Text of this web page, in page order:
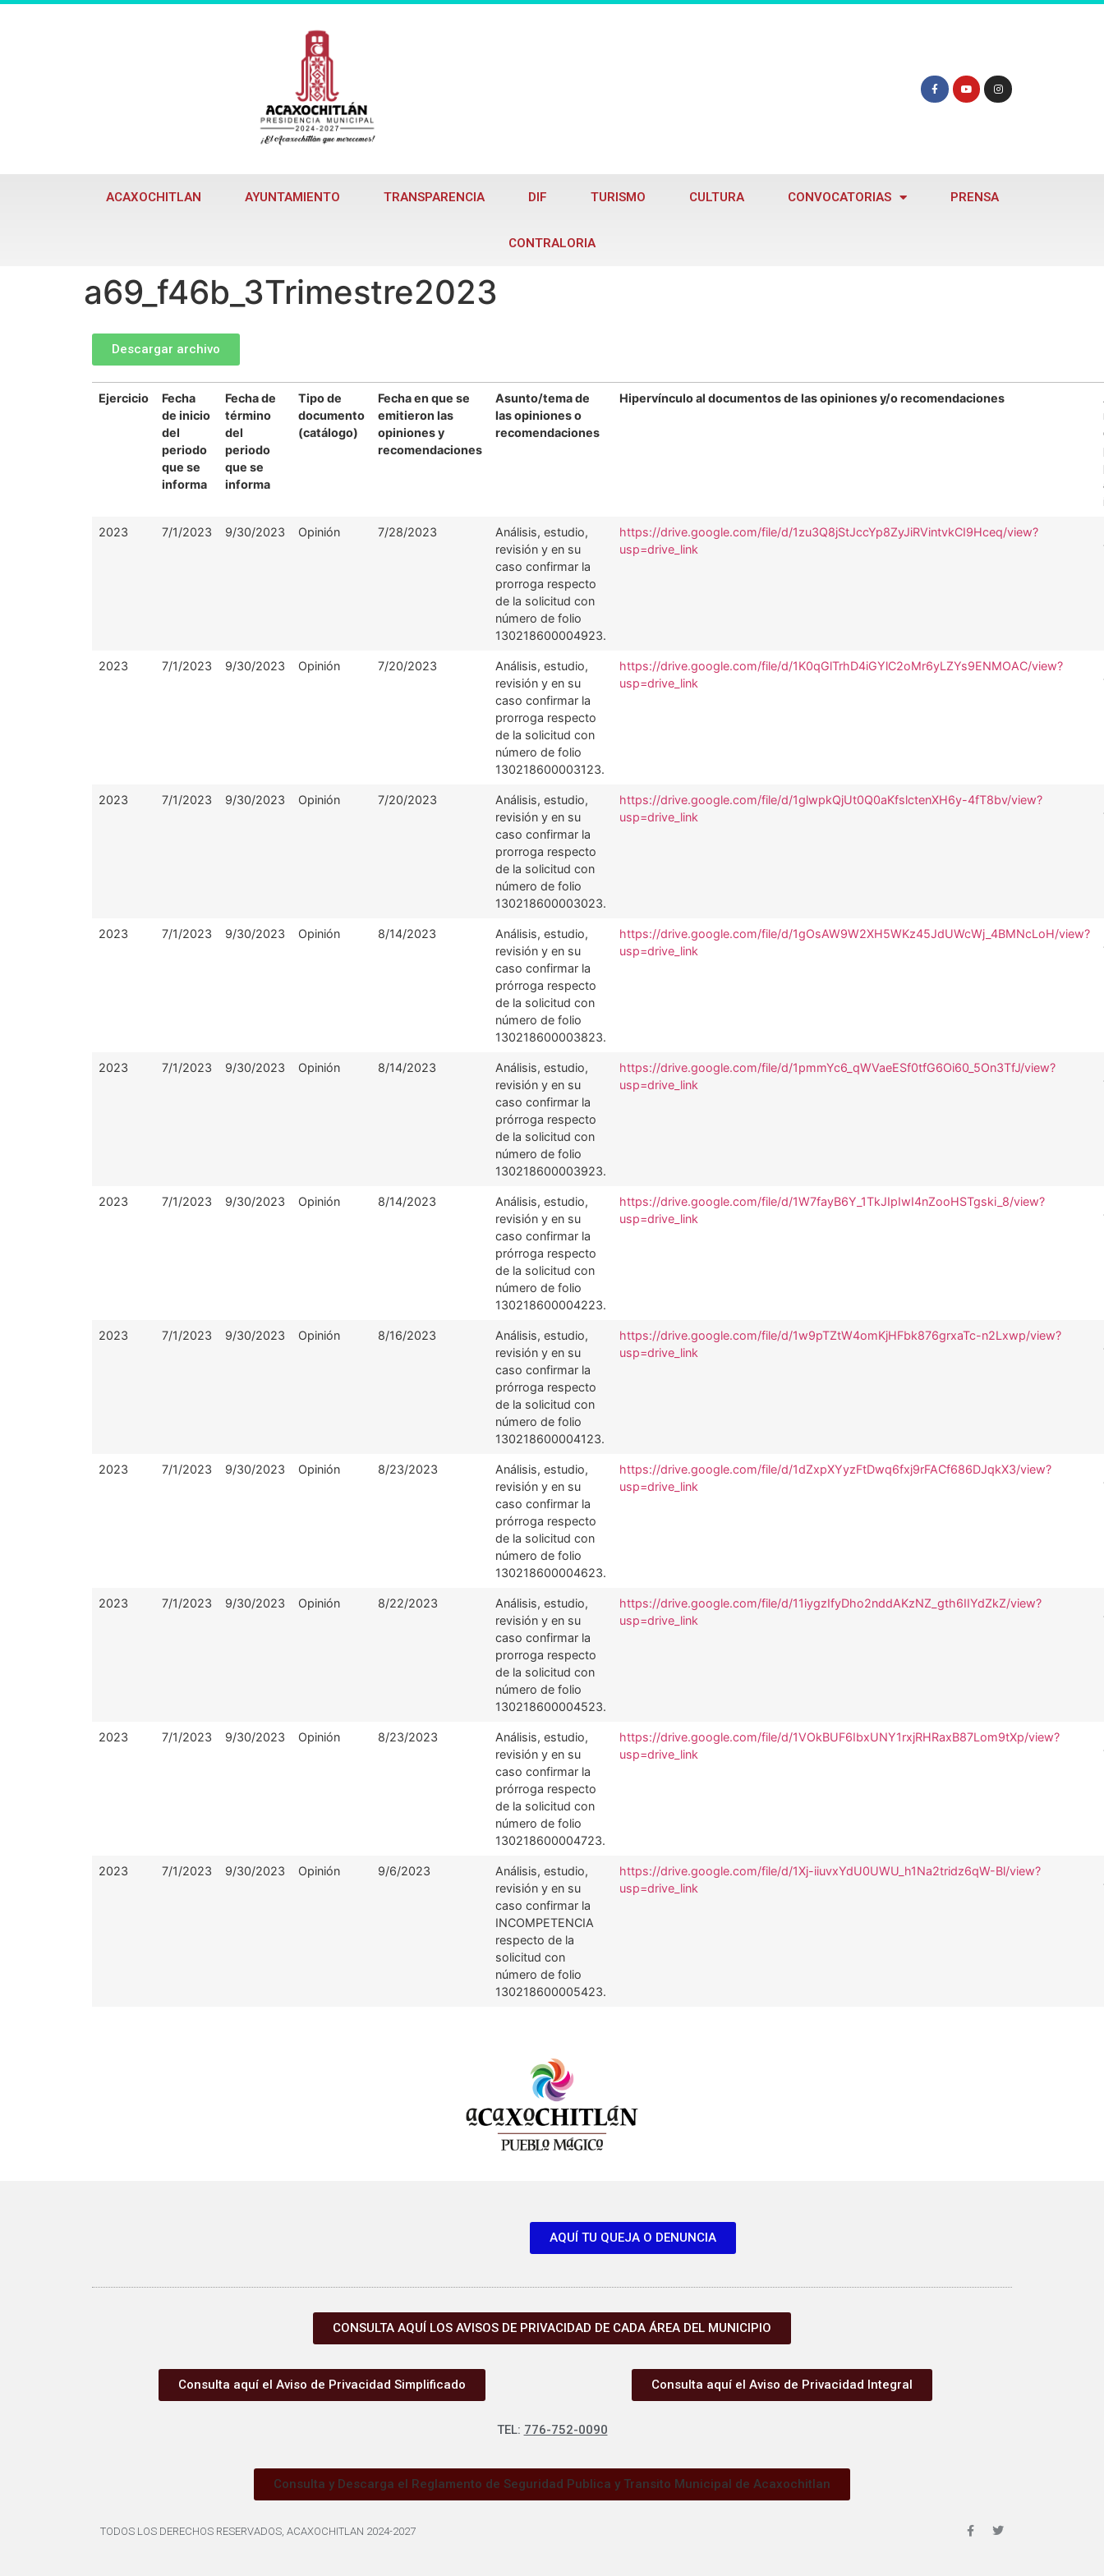
ACAXOCHITLAN AYUNTAMIENTO TRANSPARENCIA DIF TURISMO CULTURA CONVOCATORIAS PRENSA
CONTRALORIA
a69_f46b_3Trimestre2023
Descargar archivo
Ejercicio
Fecha
de inicio
del
periodo
que se
informa
Fecha de
término
del
periodo
que se
informa
Tipo de
documento
(catálogo)
Fecha en que se
emitieron las
opiniones y
recomendaciones
Asunto/tema de
las opiniones o
recomendaciones
Hipervínculo al documentos de las opiniones y/o recomendaciones
2023 7/1/2023 9/30/2023 Opinión 7/28/2023
Análisis, estudio,
revisión y en su
caso confirmar la
prorroga respecto
de la solicitud con
número de folio
130218600004923.
https://drive.google.com/file/d/1zu3Q8jStJccYp8ZyJiRVintvkCI9Hceq/view?
usp=drive_link
2023 7/1/2023 9/30/2023 Opinión 7/20/2023
Análisis, estudio,
revisión y en su
caso confirmar la
prorroga respecto
de la solicitud con
número de folio
130218600003123.
https://drive.google.com/file/d/1K0qGlTrhD4iGYlC2oMr6yLZYs9ENMOAC/view?
usp=drive_link
2023 7/1/2023 9/30/2023 Opinión 7/20/2023
Análisis, estudio,
revisión y en su
caso confirmar la
prorroga respecto
de la solicitud con
número de folio
130218600003023.
https://drive.google.com/file/d/1glwpkQjUt0Q0aKfslctenXH6y-4fT8bv/view?
usp=drive_link
2023 7/1/2023 9/30/2023 Opinión 8/14/2023
Análisis, estudio,
revisión y en su
caso confirmar la
prórroga respecto
de la solicitud con
número de folio
130218600003823.
https://drive.google.com/file/d/1gOsAW9W2XH5WKz45JdUWcWj_4BMNcLoH/view?
usp=drive_link
2023 7/1/2023 9/30/2023 Opinión 8/14/2023
Análisis, estudio,
revisión y en su
caso confirmar la
prórroga respecto
de la solicitud con
número de folio
130218600003923.
https://drive.google.com/file/d/1pmmYc6_qWVaeESf0tfG6Oi60_5On3TfJ/view?
usp=drive_link
2023 7/1/2023 9/30/2023 Opinión 8/14/2023
Análisis, estudio,
revisión y en su
caso confirmar la
prórroga respecto
de la solicitud con
número de folio
130218600004223.
https://drive.google.com/file/d/1W7fayB6Y_1TkJIpIwI4nZooHSTgski_8/view?
usp=drive_link
2023 7/1/2023 9/30/2023 Opinión 8/16/2023
Análisis, estudio,
revisión y en su
caso confirmar la
prórroga respecto
de la solicitud con
número de folio
130218600004123.
https://drive.google.com/file/d/1w9pTZtW4omKjHFbk876grxaTc-n2Lxwp/view?
usp=drive_link
2023 7/1/2023 9/30/2023 Opinión 8/23/2023
Análisis, estudio,
revisión y en su
caso confirmar la
prórroga respecto
de la solicitud con
número de folio
130218600004623.
https://drive.google.com/file/d/1dZxpXYyzFtDwq6fxj9rFACf686DJqkX3/view?
usp=drive_link
2023 7/1/2023 9/30/2023 Opinión 8/22/2023
Análisis, estudio,
revisión y en su
caso confirmar la
prorroga respecto
de la solicitud con
número de folio
130218600004523.
https://drive.google.com/file/d/11iygzIfyDho2nddAKzNZ_gth6IIYdZkZ/view?
usp=drive_link
2023 7/1/2023 9/30/2023 Opinión 8/23/2023
Análisis, estudio,
revisión y en su
caso confirmar la
prórroga respecto
de la solicitud con
número de folio
130218600004723.
https://drive.google.com/file/d/1VOkBUF6IbxUNY1rxjRHRaxB87Lom9tXp/view?
usp=drive_link
2023 7/1/2023 9/30/2023 Opinión 9/6/2023
Análisis, estudio,
revisión y en su
caso confirmar la
INCOMPETENCIA
respecto de la
solicitud con
número de folio
130218600005423.
https://drive.google.com/file/d/1Xj-iiuvxYdU0UWU_h1Na2tridz6qW-Bl/view?
usp=drive_link
AQUÍ TU QUEJA O DENUNCIA
CONSULTA AQUÍ LOS AVISOS DE PRIVACIDAD DE CADA ÁREA DEL MUNICIPIO
Consulta aquí el Aviso de Privacidad Simplificado Consulta aquí el Aviso de Privacidad Integral
TEL: 776-752-0090
Consulta y Descarga el Reglamento de Seguridad Publica y Transito Municipal de Acaxochitlan
TODOS LOS DERECHOS RESERVADOS, ACAXOCHITLAN 2024-2027